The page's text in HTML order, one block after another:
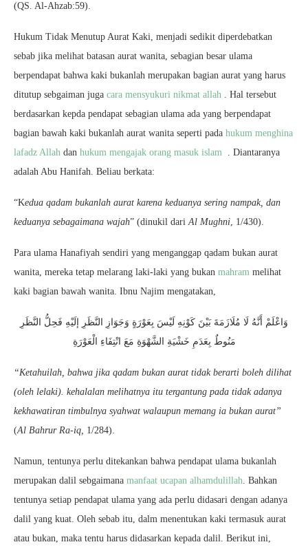
(QS. Al-Ahzab:59).
Hukum Tidak Menutup Aurat Kaki, menjadi sedikit diperdebatkan
sebab jika melihat batasan aurat wanita, sebagian besar ulama
berpendapat bahwa kaki bukanlah merupakan bagian aurat yang harus
ditutup sebgaiman juga cara mensyukuri nikmat allah . Hal tersebut
berdasarkan kepda pendapat sebagian ulama ada yang berpendapat
bagian bawah kaki bukanlah aurat wanita seperti pada hukum menghina
lafadz Allah dan hukum mengajak orang masuk islam . Diantaranya
adalah Abu Hanifah. Beliau berkata:
“Kedua qadam bukanlah aurat karena keduanya sering nampak, dan
keduanya sebagaimana wajah” (dinukil dariAl Mughni, 1/430).
Para ulama Hanafiyah sendiri yang menganggap qadam bukan aurat
wanita, mereka tetap melarang laki-laki yang bukan mahram melihat
kaki bagian bawah wanita. Ibnu Najim mengatakan,
وَاعْلَمْ أَنَّهُ لَا مُلَازَمَةَ بَيْنَ كَوْنِهِ لَيْسَ بِعَوْرَةٍ وَجَوَازِ النَّظَرِ إلَيْهِ فَحِلُّ النَّظَرِ
مَنُوطٌ بِعَدَمِ خَشْيَةِ الشَّهْوَةِ مَعَ انْتِفَاءِ الْعَوْرَةِ
“Ketahuilah, bahwa jika qadam bukan aurat tidak berarti boleh dilihat
(oleh lelaki). kehalalan melihatnya itu tergantung pada tidak adanya
kekhawatiran timbulnya syahwat walaupun memang ia bukan aurat”
(Al Bahrur Ra-iq, 1/284).
Namun, tentunya perlu ditekankan bahwa pendapat ulama bukanlah
merupakan dalil sebgaimana manfaat ucapan alhamdulillah. Bahkan
tentunya setiap pendapat ulama yang ada perlu didasari dengan adanya
dalil yang kuat. Oleh sebab itu, dalm menentukan kaki termasuk aurat
atau bukan, maka tentu harus didasarkan kepada dalil. Berikut ini,